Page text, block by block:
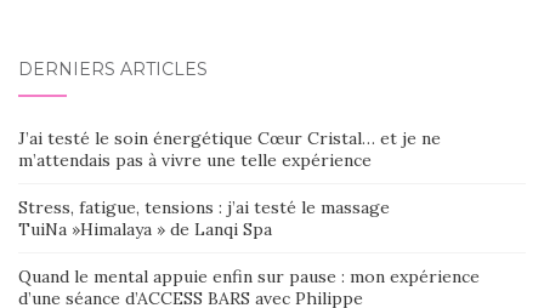
DERNIERS ARTICLES
J’ai testé le soin énergétique Cœur Cristal… et je ne
m’attendais pas à vivre une telle expérience
Stress, fatigue, tensions : j’ai testé le massage
TuiNa »Himalaya » de Lanqi Spa
Quand le mental appuie enfin sur pause : mon expérience
d’une séance d’ACCESS BARS avec Philippe